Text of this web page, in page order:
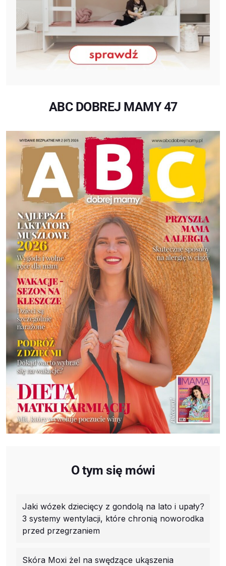
ABC DOBREJ MAMY 47
O tym się mówi
Jaki wózek dziecięcy z gondolą na lato i upały?
3 systemy wentylacji, które chronią noworodka
przed przegrzaniem
Skóra Moxi żel na swędzące ukąszenia